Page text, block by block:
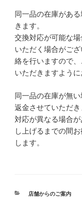
同一品の在庫があ
きます。
交換対応が可能な
いただく場合がご
絡を行いますので
いただきますように
同一品の在庫が無
返金させていただ
対応が異なる場合
し上げるまでの間
します。
カ
店舗からのご案内